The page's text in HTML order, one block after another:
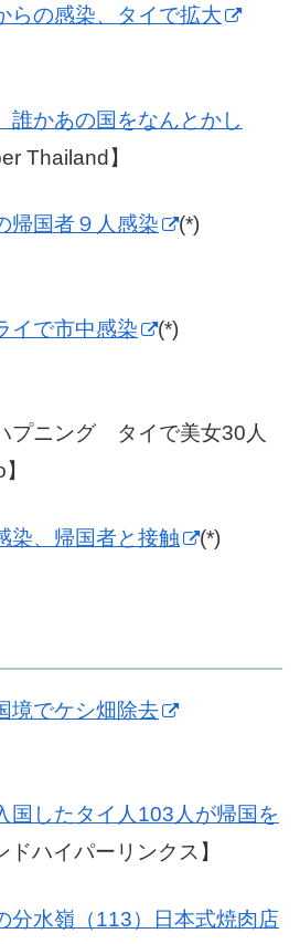
らの感染、タイで拡大
誰かあの国をなんとかし
Thailand】
帰国者９人感染
(*)
イで市中感染
(*)
プニング タイで美女30人
染、帰国者と接触
(*)
境でケシ畑除去
国したタイ人103人が帰国を
ハイパーリンクス】
水嶺（113）日本式焼肉店